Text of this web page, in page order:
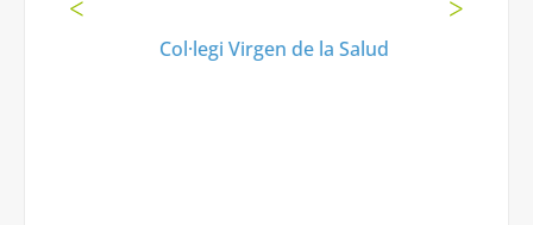
Col·legi Virgen de la Salud